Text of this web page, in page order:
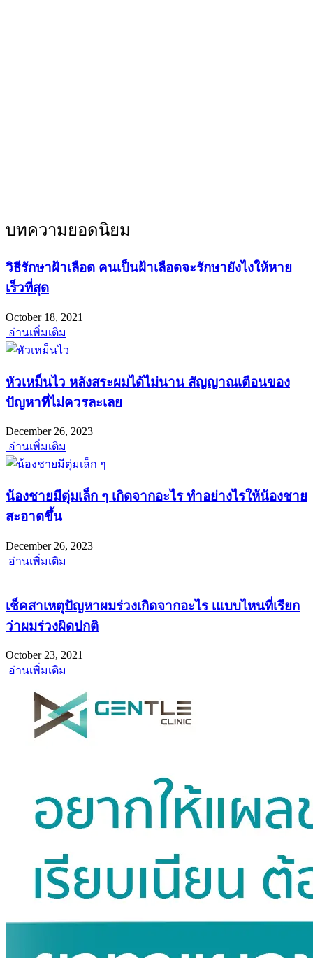
บทความยอดนิยม
วิธีรักษาฝ้าเลือด คนเป็นฝ้าเลือดจะรักษายังไงให้หาย
เร็วที่สุด
October 18, 2021
อ่านเพิ่มเติม
หัวเหม็นไว หลังสระผมได้ไม่นาน สัญญาณเตือนของ
ปัญหาที่ไม่ควรละเลย
December 26, 2023
อ่านเพิ่มเติม
น้องชายมีตุ่มเล็ก ๆ เกิดจากอะไร ทำอย่างไรให้น้องชาย
สะอาดขึ้น
December 26, 2023
อ่านเพิ่มเติม
เช็คสาเหตุปัญหาผมร่วงเกิดจากอะไร เแบบไหนที่เรียก
ว่าผมร่วงผิดปกติ
October 23, 2021
อ่านเพิ่มเติม